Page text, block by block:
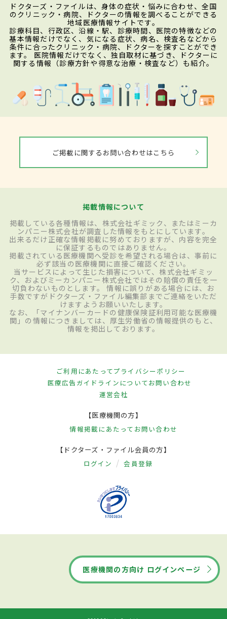
ドクターズ・ファイルは、身体の症状・悩みに合わせ、全国
のクリニック・病院、ドクターの情報を調べることができる
地域医療情報サイトです。
診療科目、行政区、沿線・駅、診療時間、医院の特徴などの
基本情報だけでなく、気になる症状、病名、検査名などから
条件に合ったクリニック・病院、ドクターを探すことができ
ます。 医院情報だけでなく、独自取材に基づき、ドクターに
関する情報（診療方針や得意な治療・検査など）も紹介。
ご掲載に関するお問い合わせはこちら
掲載情報について
掲載している各種情報は、株式会社ギミック、またはミーカ
ンパニー株式会社が調査した情報をもとにしています。
出来るだけ正確な情報掲載に努めておりますが、内容を完全
に保証するものではありません。
掲載されている医療機関へ受診を希望される場合は、事前に
必ず該当の医療機関に直接ご確認ください。
当サービスによって生じた損害について、株式会社ギミッ
ク、およびミーカンパニー株式会社ではその賠償の責任を一
切負わないものとします。 情報に誤りがある場合には、お
手数ですがドクターズ・ファイル編集部までご連絡をいただ
けますようお願いいたします。
なお、「マイナンバーカードの健康保険証利用可能な医療機
関」の情報につきましては、厚生労働省の情報提供のもと、
情報を掲出しております。
ご利用にあたってプライバシーポリシー
医療広告ガイドラインについてお問い合わせ
運営会社
【医療機関の方】
情報掲載にあたって お問い合わせ
【ドクターズ・ファイル会員の方】
ログイン 会員登録
医療機関の方向け ログインページ